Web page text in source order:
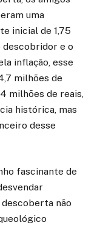
uma
inicial de 1,75
e o
inflação, esse
milhões de
milhões de reais,
histórica, mas
desse
fascinante de
descoberta não